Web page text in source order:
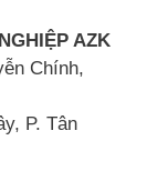
AZK
Chính,
P. Tân